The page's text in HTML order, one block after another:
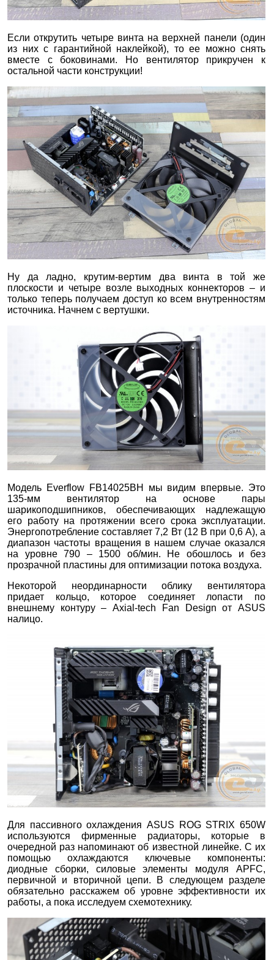
Если открутить четыре винта на верхней панели (один
из них с гарантийной наклейкой), то ее можно снять
вместе с боковинами. Но вентилятор прикручен к
остальной части конструкции!
Ну да ладно, крутим-вертим два винта в той же
плоскости и четыре возле выходных коннекторов – и
только теперь получаем доступ ко всем внутренностям
источника. Начнем с вертушки.
Модель Everflow FB14025BH мы видим впервые. Это
135-мм вентилятор на основе пары
шарикоподшипников, обеспечивающих надлежащую
его работу на протяжении всего срока эксплуатации.
Энергопотребление составляет 7,2 Вт (12 В при 0,6 А), а
диапазон частоты вращения в нашем случае оказался
на уровне 790 – 1500 об/мин. Не обошлось и без
прозрачной пластины для оптимизации потока воздуха.
Некоторой неординарности облику вентилятора
придает кольцо, которое соединяет лопасти по
внешнему контуру – Axial-tech Fan Design от ASUS
налицо.
Для пассивного охлаждения ASUS ROG STRIX 650W
используются фирменные радиаторы, которые в
очередной раз напоминают об известной линейке. С их
помощью охлаждаются ключевые компоненты:
диодные сборки, силовые элементы модуля APFC,
первичной и вторичной цепи. В следующем разделе
обязательно расскажем об уровне эффективности их
работы, а пока исследуем схемотехнику.